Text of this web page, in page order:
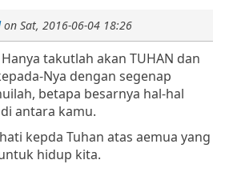
on Sat, 2016-06-04 18:26
takutlah akan TUHAN dan
Nya dengan segenap
betapa besarnya hal-hal
antara kamu.
kepda Tuhan atas aemua yang
hidup kita.